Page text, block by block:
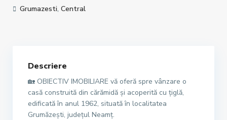
Grumazesti, Central
Descriere
🏡 OBIECTIV IMOBILIARE vă oferă spre vânzare o
casă construită din cărămidă și acoperită cu țiglă,
edificată în anul 1962, situată în localitatea
Grumăzești, județul Neamț.